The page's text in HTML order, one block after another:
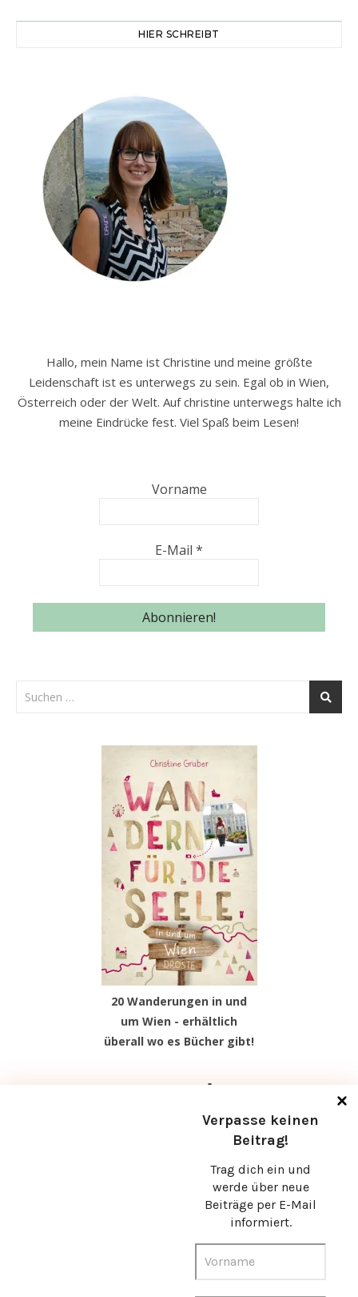
Verpasse keinen
Beitrag!
Trag dich ein und
werde über neue
Beiträge per E-Mail
informiert.
HIER SCHREIBT
Hallo, mein Name ist Christine und meine größte
Leidenschaft ist es unterwegs zu sein. Egal ob in Wien,
Österreich oder der Welt. Auf christine unterwegs halte ich
meine Eindrücke fest. Viel Spaß beim Lesen!
Vorname
E-Mail *
20 Wanderungen in und
um Wien - erhältlich
überall wo es Bücher gibt!